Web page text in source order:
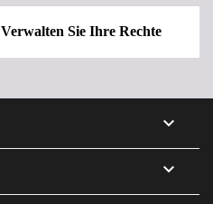
Verwalten Sie Ihre Rechte

